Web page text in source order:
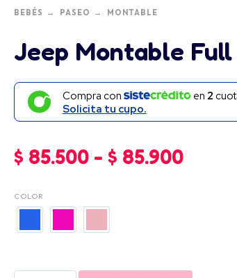
BEBÉS PASEO MONTABLE
Jeep Montable
Compra con en 2
Solicita tu cupo.
$ 85.500 - $ 85.900
COLOR